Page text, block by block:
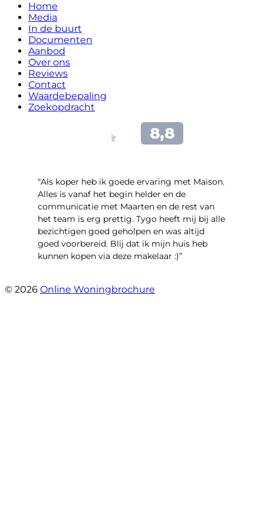
Home
Media
In de buurt
Documenten
Aanbod
Over ons
Reviews
Contact
Waardebepaling
Zoekopdracht
“Als koper heb ik goede ervaring met Maison.
Alles is vanaf het begin helder en de
communicatie met Maarten en de rest van
het team is erg prettig. Tygo heeft mij bij alle
bezichtigen goed geholpen en was altijd
goed voorbereid. Blij dat ik mijn huis heb
kunnen kopen via deze makelaar :)”
© 2026 Online Woningbrochure